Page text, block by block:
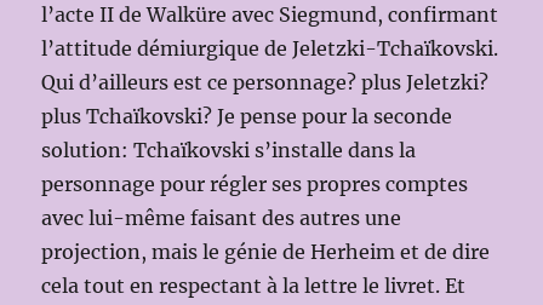
l’acte II de Walküre avec Siegmund, confirmant
l’attitude démiurgique de Jeletzki-Tchaïkovski.
Qui d’ailleurs est ce personnage? plus Jeletzki?
plus Tchaïkovski? Je pense pour la seconde
solution: Tchaïkovski s’installe dans la
personnage pour régler ses propres comptes
avec lui-même faisant des autres une
projection, mais le génie de Herheim et de dire
cela tout en respectant à la lettre le livret. Et